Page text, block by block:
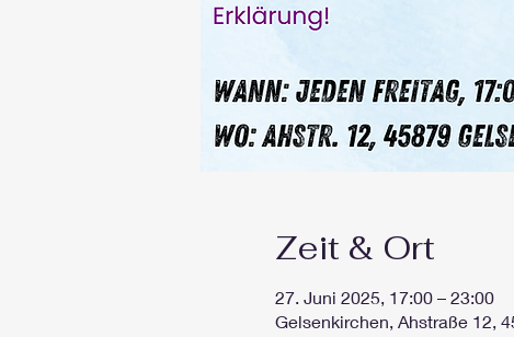
Zeit & Ort
27. Juni 2025, 17:00 – 23:00
Gelsenkirchen, Ahstraße 12,